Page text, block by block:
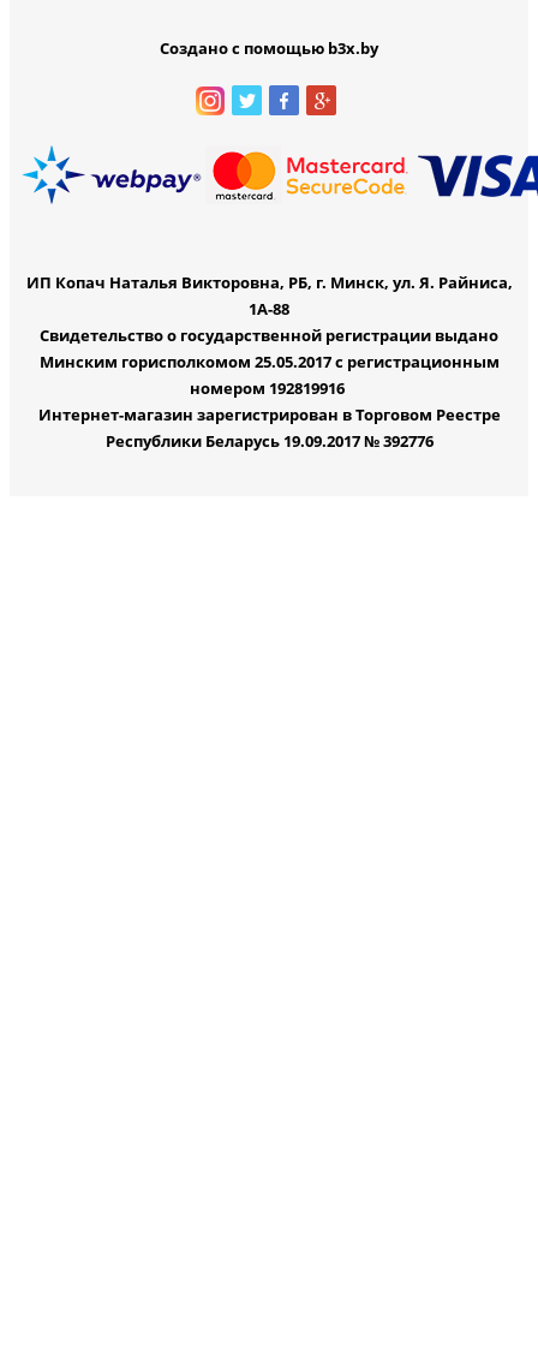
Создано с помощью b3x.by
ИП Копач Наталья Викторовна, РБ, г. Минск, ул. Я. Райниса,
1А-88
Свидетельство о государственной регистрации выдано
Минским горисполкомом 25.05.2017 с регистрационным
номером 192819916
Интернет-магазин зарегистрирован в Торговом Реестре
Республики Беларусь 19.09.2017 № 392776